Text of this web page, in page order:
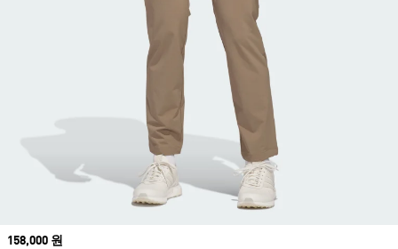
Price
158,000 원